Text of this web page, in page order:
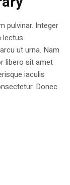
pulvinar. Integer
lectus
ut urna. Nam
libero sit amet
iaculis
Donec